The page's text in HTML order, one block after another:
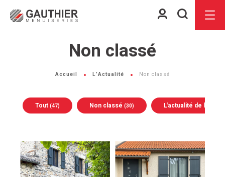
Espace
Menu
Non classé
Accueil L’Actualité Non classé
Tout (47) Non classé (30) L'actualité de la